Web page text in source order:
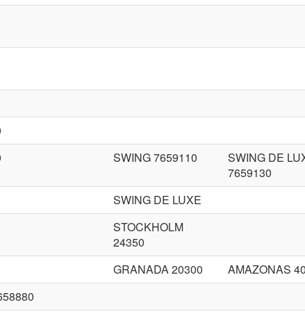
SWING 7659110
SWING DE
7659130
SWING DE LUXE
STOCKHOLM
24350
GRANADA 20300 AMAZONAS